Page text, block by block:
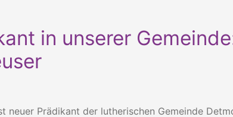
in unserer
neuer Prädikant der lutherischen Gemeinde